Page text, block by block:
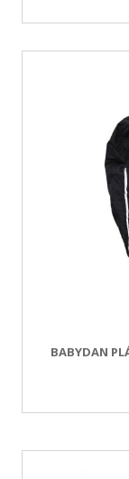
BABYDAN